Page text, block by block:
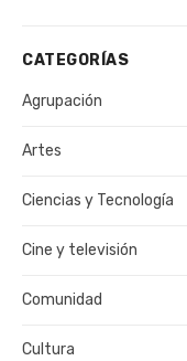
CATEGORÍAS
Agrupación
Artes
Ciencias y Tecnología
Cine y televisión
Comunidad
Cultura